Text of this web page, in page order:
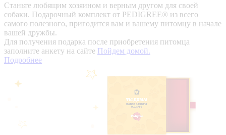
Станьте любящим хозяином и верным другом для своей
собаки. Подарочный комплект от PEDIGREE® из всего
самого полезного, пригодится вам и вашему питомцу в начале
вашей дружбы.
Для получения подарка после приобретения питомца
заполните анкету на сайте Пойдем домой.
Подробнее